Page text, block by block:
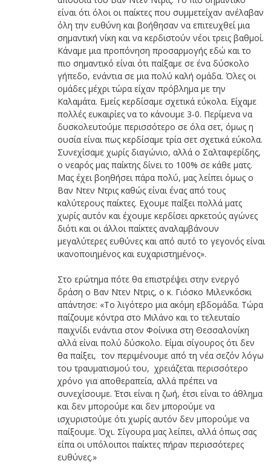
είναι ότι όλοι οι παίκτες που συμμετείχαν ανέλαβαν
όλη την ευθύνη και βοήθησαν να επιτευχθεί μια
σημαντική νίκη και να κερδιστούν νέοι τρεις βαθμοί.
Κάναμε μια προπόνηση προσαρμογής εδώ και το
πιο σημαντικό είναι ότι παίξαμε σε ένα δύσκολο
γήπεδο, ενάντια σε μια πολύ καλή ομάδα. Όλες οι
ομάδες μέχρι τώρα είχαν πρόβλημα με την
Καλαμάτα. Εμείς κερδίσαμε σχετικά εύκολα. Είχαμε
πολλές ευκαιρίες να το κάνουμε 3-0. Περίμενα να
δυσκολευτούμε περισσότερο σε όλα σετ, όμως η
ουσία είναι πως κερδίσαμε τρία σετ σχετικά εύκολα.
Συνεχίσαμε χωρίς διαγώνιο, αλλά ο Σαλταφερίδης,
ο νεαρός μας παίκτης δίνει το 100% σε κάθε ματς.
Μας έχει βοηθήσει πάρα πολύ, μας λείπει όμως ο
Βαν Ντεν Ντρις καθώς είναι ένας από τους
καλύτερους παίκτες. Εχουμε παίξει πολλά ματς
χωρίς αυτόν και έχουμε κερδίσει αρκετούς αγώνες
διότι και οι άλλοι παίκτες αναλαμβάνουν
μεγαλύτερες ευθύνες και από αυτό το γεγονός είναι
ικανοποιημένος και ευχαριστημένος».
Στο ερώτημα πότε θα επιστρέψει στην ενεργό
δράση ο Βαν Ντεν Ντρις, ο κ. Γιόσκο Μιλενκόσκι
απάντησε: «Το λιγότερο μια ακόμη εβδομάδα. Τώρα
παίζουμε κόντρα στο Μιλάνο και το τελευταίο
παιχνίδι ενάντια στον Φοίνικα στη Θεσσαλονίκη
αλλά είναι πολύ δύσκολο. Είμαι σίγουρος ότι δεν
θα παίξει, τον περιμένουμε από τη νέα σεζόν λόγω
του τραυματισμού του, χρειάζεται περισσότερο
χρόνο για αποθεραπεία, αλλά πρέπει να
συνεχίσουμε. Έτσι είναι η ζωή, έτσι είναι το άθλημα
και δεν μπορούμε και δεν μπορούμε να
ισχυριστούμε ότι χωρίς αυτόν δεν μπορούμε να
παίξουμε. Όχι. Σίγουρα μας λείπει, αλλά όπως σας
είπα οι υπόλοιποι παίκτες πήραν περισσότερες
ευθύνες.»